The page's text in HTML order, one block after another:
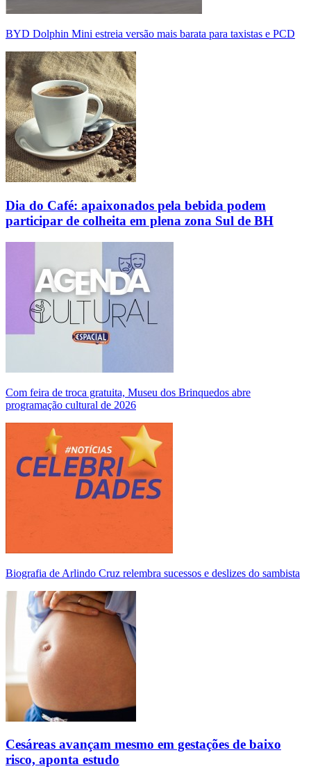
BYD Dolphin Mini estreia versão mais barata para taxistas e PCD
Dia do Café: apaixonados pela bebida podem
participar de colheita em plena zona Sul de BH
Com feira de troca gratuita, Museu dos Brinquedos abre
programação cultural de 2026
Biografia de Arlindo Cruz relembra sucessos e deslizes do sambista
Cesáreas avançam mesmo em gestações de baixo
risco, aponta estudo